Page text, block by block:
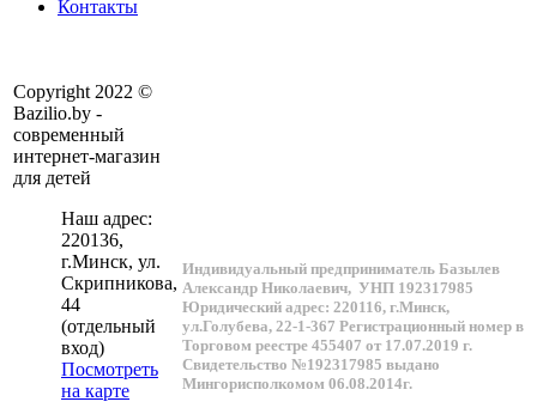
Контакты
Copyright 2022 ©
Bazilio.by -
современный
интернет-магазин
для детей
Наш адрес:
220136,
г.Минск, ул.
Скрипникова,
44
(отдельный
вход)
Посмотреть
на карте
Индивидуальный предприниматель Базылев
Александр Николаевич, УНП 192317985
Юридический адрес: 220116, г.Минск,
ул.Голубева, 22-1-367 Регистрационный номер в
Торговом реестре 455407 от 17.07.2019 г.
Свидетельство №192317985 выдано
Мингорисполкомом 06.08.2014г.